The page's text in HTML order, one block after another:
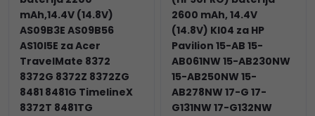
mAh,14.4V (14.8V)
AS09B3E AS09B56
AS10I5E za Acer
TravelMate 8372
8372G 8372Z 8372ZG
8481 8481G TimelineX
8372T 8481TG
2600 mAh, 14.4V
(14.8V) KI04 za HP
Pavilion 15-AB 15-
AB061NW 15-AB230NW
15-AB250NW 15-
AB278NW 17-G 17-
G131NW 17-G132NW